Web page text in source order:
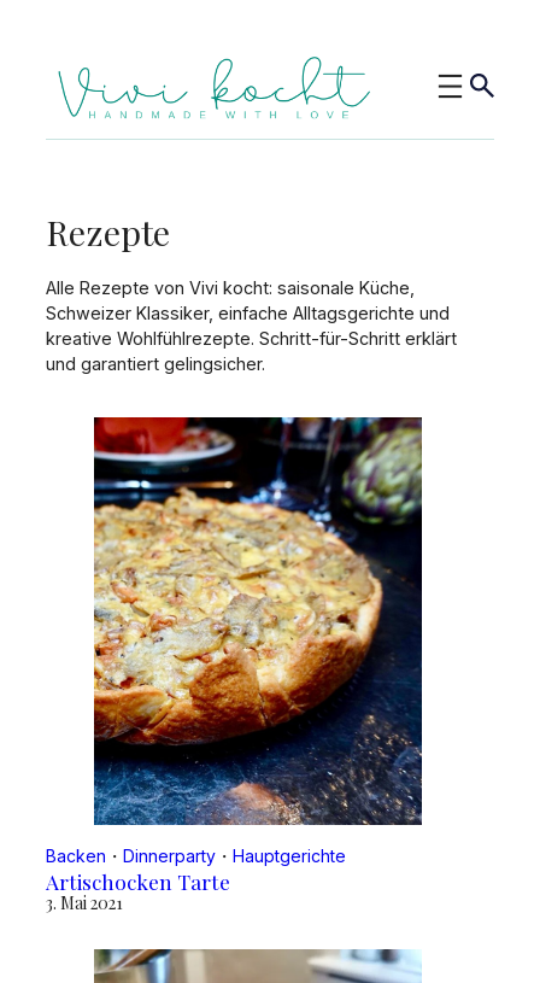
Rezepte
Alle Rezepte von Vivi kocht: saisonale Küche,
Schweizer Klassiker, einfache Alltagsgerichte und
kreative Wohlfühlrezepte. Schritt-für-Schritt erklärt
und garantiert gelingsicher.
Backen ・ Dinnerparty ・ Hauptgerichte
Artischocken Tarte
3. Mai 2021